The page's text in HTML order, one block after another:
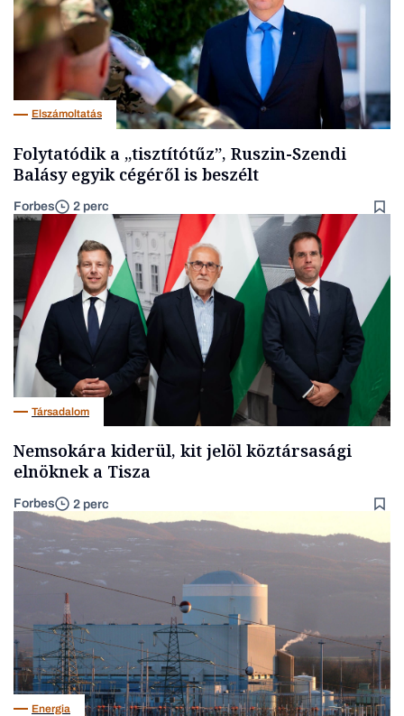
Elszámoltatás
Folytatódik a „tisztítótűz”, Ruszin-Szendi
Balásy egyik cégéről is beszélt
Forbes 2 perc
Társadalom
Nemsokára kiderül, kit jelöl köztársasági
elnöknek a Tisza
Forbes 2 perc
Energia